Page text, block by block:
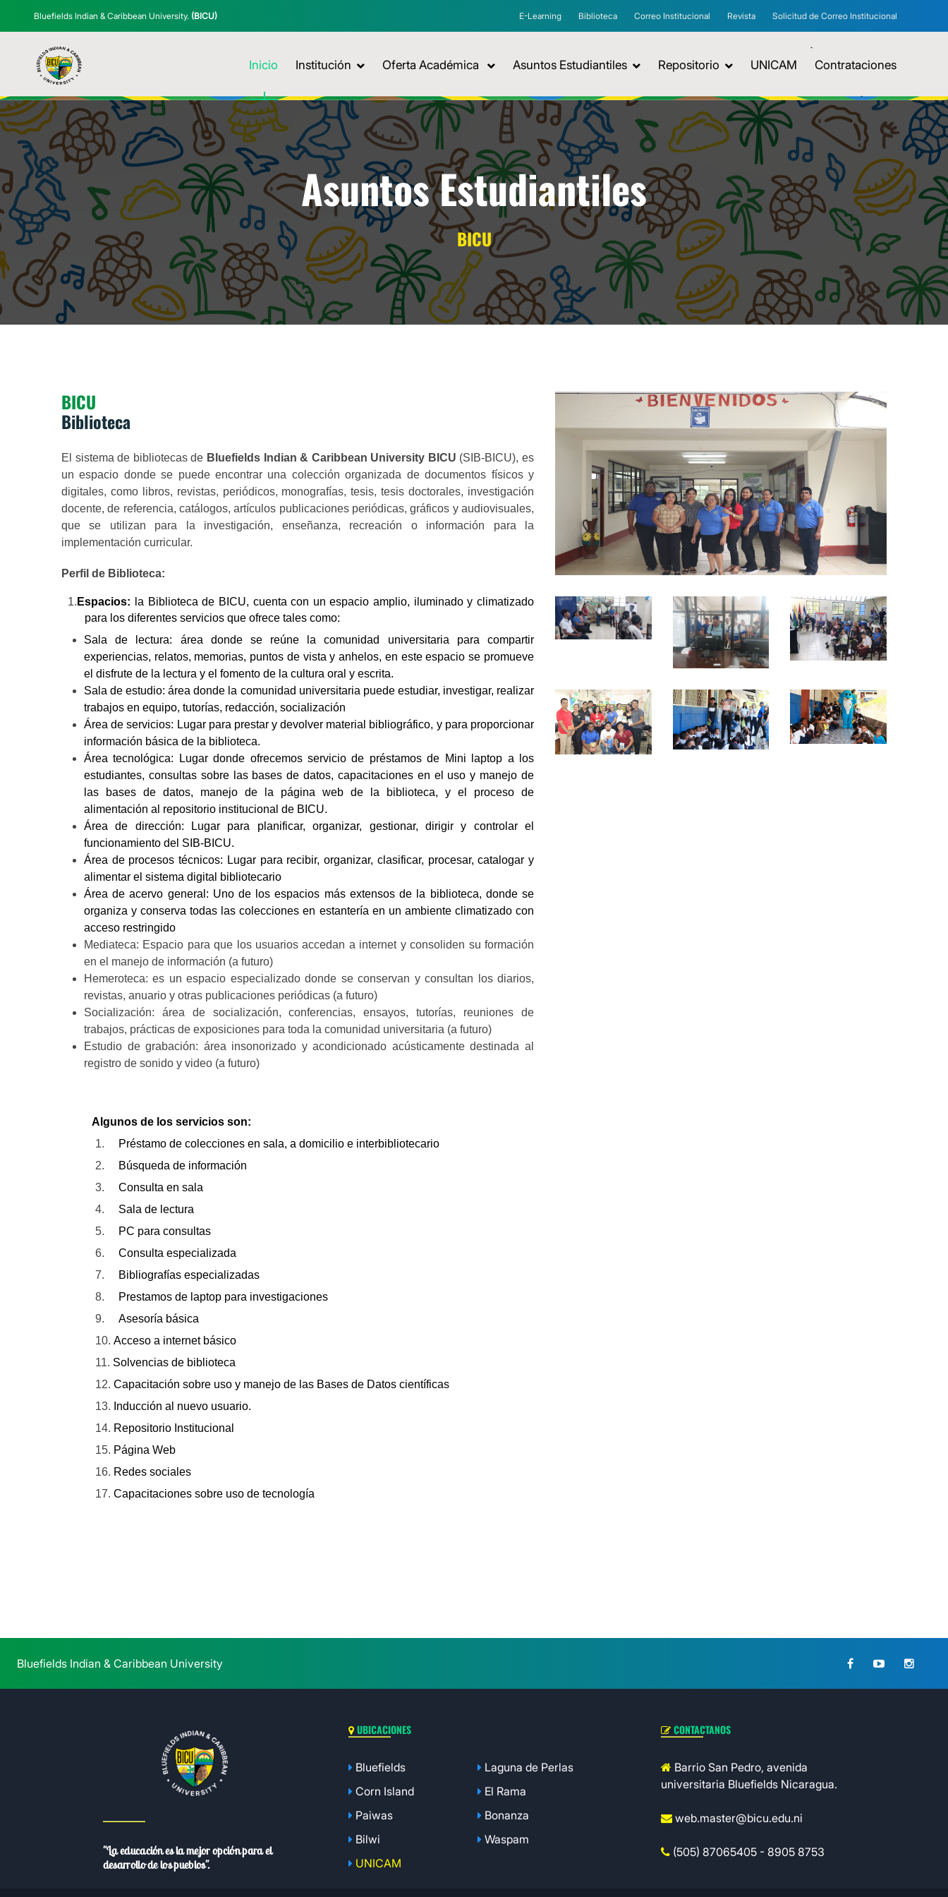
Bluefields Indian & Caribbean University. (BICU) E-Learning Biblioteca Correo Institucional Revista Solicitud de Correo Institucional
Inicio Institución Oferta Académica Asuntos Estudiantiles Repositorio UNICAM Contrataciones
Asuntos Estudiantiles
BICU
BICU
Biblioteca
El sistema de bibliotecas de Bluefields Indian & Caribbean University BICU (SIB-BICU), es
un espacio donde se puede encontrar una colección organizada de documentos físicos y
digitales, como libros, revistas, periódicos, monografías, tesis, tesis doctorales, investigación
docente, de referencia, catálogos, artículos publicaciones periódicas, gráficos y audiovisuales,
que se utilizan para la investigación, enseñanza, recreación o información para la
implementación curricular.
Perfil de Biblioteca:
1. Espacios:
la Biblioteca de BICU, cuenta con un espacio amplio, iluminado y climatizado
para los diferentes servicios que ofrece tales como:
Sala de lectura: área donde se reúne la comunidad universitaria para compartir
experiencias, relatos, memorias, puntos de vista y anhelos, en este espacio se promueve
el disfrute de la lectura y el fomento de la cultura oral y escrita.
Sala de estudio: área donde la comunidad universitaria puede estudiar, investigar, realizar
trabajos en equipo, tutorías, redacción, socialización
Área de servicios: Lugar para prestar y devolver material bibliográfico, y para proporcionar
información básica de la biblioteca.
Área tecnológica: Lugar donde ofrecemos servicio de préstamos de Mini laptop a los
estudiantes, consultas sobre las bases de datos, capacitaciones en el uso y manejo de
las bases de datos, manejo de la página web de la biblioteca, y el proceso de
alimentación al repositorio institucional de BICU.
Área de dirección: Lugar para planificar, organizar, gestionar, dirigir y controlar el
funcionamiento del SIB-BICU.
Área de procesos técnicos: Lugar para recibir, organizar, clasificar, procesar, catalogar y
alimentar el sistema digital bibliotecario
Área de acervo general: Uno de los espacios más extensos de la biblioteca, donde se
organiza y conserva todas las colecciones en estantería en un ambiente climatizado con
acceso restringido
Mediateca: Espacio para que los usuarios accedan a internet y consoliden su formación
en el manejo de información (a futuro)
Hemeroteca: es un espacio especializado donde se conservan y consultan los diarios,
revistas, anuario y otras publicaciones periódicas (a futuro)
Socialización: área de socialización, conferencias, ensayos, tutorías, reuniones de
trabajos, prácticas de exposiciones para toda la comunidad universitaria (a futuro)
Estudio de grabación: área insonorizado y acondicionado acústicamente destinada al
registro de sonido y video (a futuro)
Algunos de los servicios son:
1.
Préstamo de colecciones en sala, a domicilio e interbibliotecario
2.
Búsqueda de información
3.
Consulta en sala
4.
Sala de lectura
5.
PC para consultas
6.
Consulta especializada
7.
Bibliografías especializadas
8.
Prestamos de laptop para investigaciones
9.
Asesoría básica
10. Acceso a internet básico
11. Solvencias de biblioteca
12. Capacitación sobre uso y manejo de las Bases de Datos científicas
13. Inducción al nuevo usuario.
14. Repositorio Institucional
15. Página Web
16. Redes sociales
17. Capacitaciones sobre uso de tecnología
Bluefields Indian & Caribbean University
"La educación es la mejor opción para el
desarrollo de los pueblos".
UBICACIONES
Bluefields
Laguna de Perlas
Corn Island
El Rama
Paiwas
Bonanza
Bilwi
Waspam
UNICAM
CONTACTANOS
Barrio San Pedro, avenida
universitaria Bluefields Nicaragua.
web.master@bicu.edu.ni
(505) 87065405 - 8905 8753